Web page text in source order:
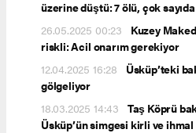
üzerine düştü: 7 ölü, çok
26.05.2025 00:23
Kuzey
riskli: Acil onarım gerekiyor
12.04.2025 16:28
Üsküp’teki
gölgeliyor
18.03.2025 14:43 Taş Köprü
Üsküp’ün simgesi kirli ve